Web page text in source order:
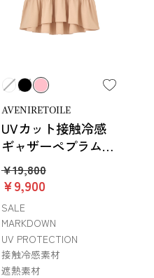
AVENIRETOILE
UVカット接触冷感
ギャザーペプラムカ
ットソー
￥19,800
￥9,900
SALE
MARKDOWN
UV PROTECTION
接触冷感素材
遮熱素材